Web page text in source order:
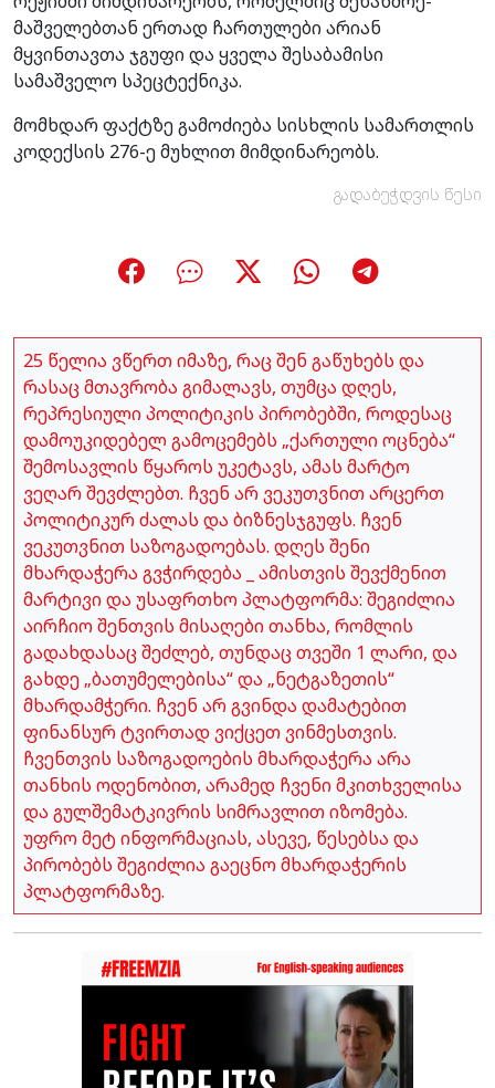
მაშველებთან ერთად ჩართულები არიან
მყვინთავთა ჯგუფი და ყველა შესაბამისი
სამაშველო სპეცტექნიკა.
მომხდარ ფაქტზე გამოძიება სისხლის სამართლის
კოდექსის 276-ე მუხლით მიმდინარეობს.
გადაბეჭდვის წესი
25 წელია ვწერთ იმაზე, რაც შენ გაწუხებს და
რასაც მთავრობა გიმალავს, თუმცა დღეს,
რეპრესიული პოლიტიკის პირობებში, როდესაც
დამოუკიდებელ გამოცემებს „ქართული ოცნება“
შემოსავლის წყაროს უკეტავს, ამას მარტო
ვეღარ შევძლებთ. ჩვენ არ ვეკუთვნით არცერთ
პოლიტიკურ ძალას და ბიზნესჯგუფს. ჩვენ
ვეკუთვნით საზოგადოებას. დღეს შენი
მხარდაჭერა გვჭირდება _ ამისთვის შევქმენით
მარტივი და უსაფრთხო პლატფორმა: შეგიძლია
აირჩიო შენთვის მისაღები თანხა, რომლის
გადახდასაც შეძლებ, თუნდაც თვეში 1 ლარი, და
გახდე „ბათუმელებისა“ და „ნეტგაზეთის“
მხარდამჭერი. ჩვენ არ გვინდა დამატებით
ფინანსურ ტვირთად ვიქცეთ ვინმესთვის.
ჩვენთვის საზოგადოების მხარდაჭერა არა
თანხის ოდენობით, არამედ ჩვენი მკითხველისა
და გულშემატკივრის სიმრავლით იზომება.
უფრო მეტ ინფორმაციას, ასევე, წესებსა და
პირობებს შეგიძლია გაეცნო მხარდაჭერის
პლატფორმაზე.